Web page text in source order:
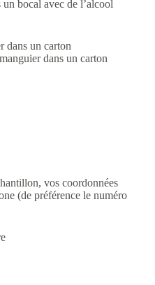
bocal avec de l’alcool
dans un carton
vos coordonnées
(de préférence le numéro